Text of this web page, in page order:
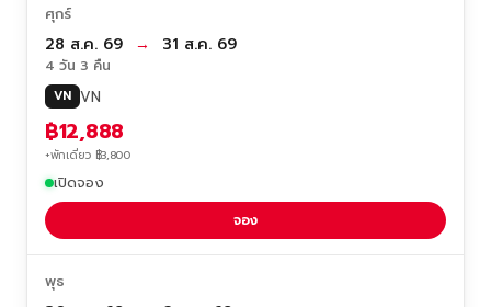
ศุกร์
28 ส.ค. 69 → 31 ส.ค. 69
4 วัน 3 คืน
VN VN
฿12,888
+พักเดี่ยว ฿3,800
เปิดจอง
จอง
พุธ